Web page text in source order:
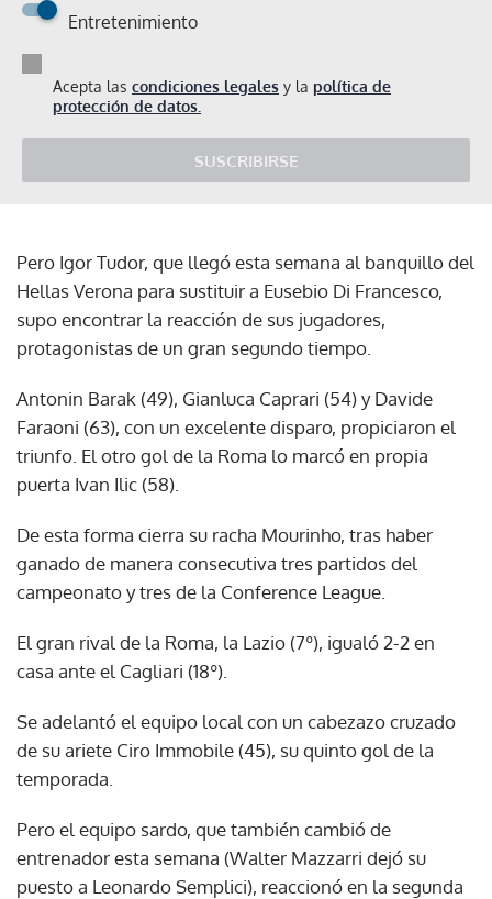
Entretenimiento
Acepta las condiciones legales y la política de
protección de datos.
SUSCRIBIRSE
Pero Igor Tudor, que llegó esta semana al banquillo del
Hellas Verona para sustituir a Eusebio Di Francesco,
supo encontrar la reacción de sus jugadores,
protagonistas de un gran segundo tiempo.
Antonin Barak (49), Gianluca Caprari (54) y Davide
Faraoni (63), con un excelente disparo, propiciaron el
triunfo. El otro gol de la Roma lo marcó en propia
puerta Ivan Ilic (58).
De esta forma cierra su racha Mourinho, tras haber
ganado de manera consecutiva tres partidos del
campeonato y tres de la Conference League.
El gran rival de la Roma, la Lazio (7º), igualó 2-2 en
casa ante el Cagliari (18º).
Se adelantó el equipo local con un cabezazo cruzado
de su ariete Ciro Immobile (45), su quinto gol de la
temporada.
Pero el equipo sardo, que también cambió de
entrenador esta semana (Walter Mazzarri dejó su
puesto a Leonardo Semplici), reaccionó en la segunda